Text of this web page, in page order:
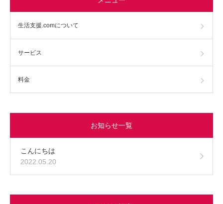
生活支援.comについて
サービス
料金
お知らせ一覧
こんにちは
2022.05.20